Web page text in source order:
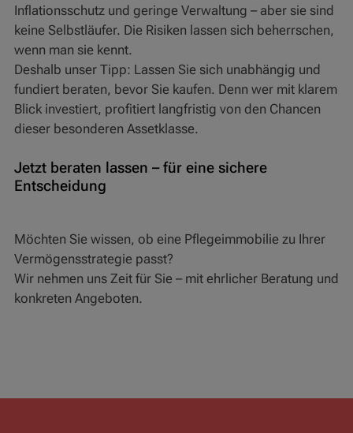
Inflationsschutz und geringe Verwaltung – aber sie sind
keine Selbstläufer. Die Risiken lassen sich beherrschen,
wenn man sie kennt.
Deshalb unser Tipp: Lassen Sie sich unabhängig und
fundiert beraten, bevor Sie kaufen. Denn wer mit klarem
Blick investiert, profitiert langfristig von den Chancen
dieser besonderen Assetklasse.
Jetzt beraten lassen – für eine sichere
Entscheidung
Möchten Sie wissen, ob eine Pflegeimmobilie zu Ihrer
Vermögensstrategie passt?
Wir nehmen uns Zeit für Sie – mit ehrlicher Beratung und
konkreten Angeboten.